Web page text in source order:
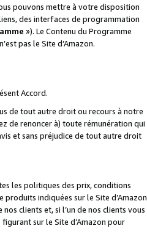
pouvons mettre à votre disposition
des interfaces de programmation
»). Le Contenu du Programme
pas le Site d’Amazon.
Accord.
de tout autre droit ou recours à notre
de renoncer à) toute rémunération qui
et sans préjudice de tout autre droit
les politiques des prix, conditions
indiquées sur le Site d’Amazon
clients et, si l’un de nos clients vous
sur le Site d’Amazon pour